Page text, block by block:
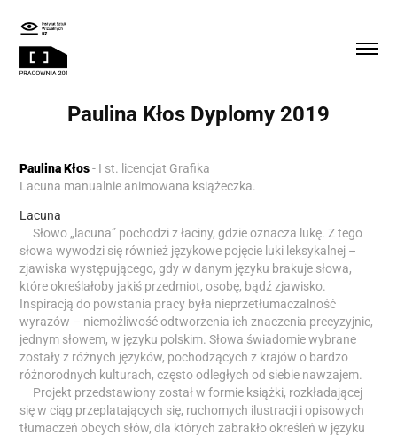
Paulina Kłos Dyplomy 2019
Paulina Kłos- I st. licencjat Grafika
Lacuna manualnie animowana książeczka.
Lacuna
Słowo „lacuna” pochodzi z łaciny, gdzie oznacza lukę. Z tego
słowa wywodzi się również językowe pojęcie luki leksykalnej –
zjawiska występującego, gdy w danym języku brakuje słowa,
które określałoby jakiś przedmiot, osobę, bądź zjawisko.
Inspiracją do powstania pracy była nieprzetłumaczalność
wyrazów – niemożliwość odtworzenia ich znaczenia precyzyjnie,
jednym słowem, w języku polskim. Słowa świadomie wybrane
zostały z różnych języków, pochodzących z krajów o bardzo
różnorodnych kulturach, często odległych od siebie nawzajem.
Projekt przedstawiony został w formie książki, rozkładającej
się w ciąg przeplatających się, ruchomych ilustracji i opisowych
tłumaczeń obcych słów, dla których zabrakło określeń w języku